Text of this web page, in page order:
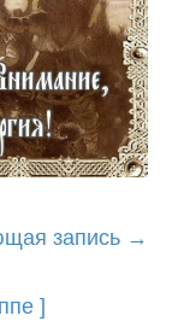
запись →
]